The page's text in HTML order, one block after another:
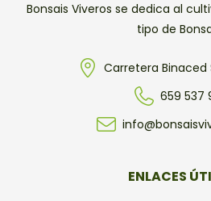
Bonsais Viveros se dedica al
tipo de
Carretera Binaced
659 537
ENLACES